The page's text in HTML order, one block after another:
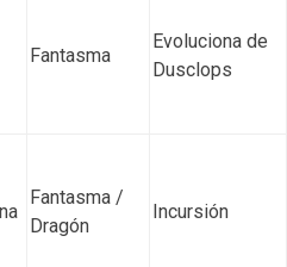
Fantasma
Evoluciona de
Dusclops
Fantasma /
Dragón
Incursión